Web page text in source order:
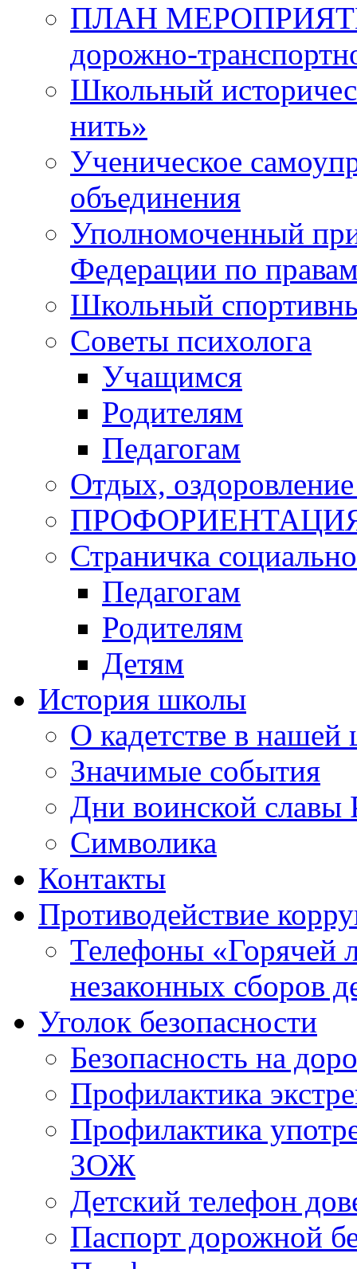
ПЛАН МЕРОПРИЯТИЙ
дорожно-
Школьный
нить»
Ученическое
объединения
Уполномоченный
Федерации по
Школьный
Советы психолога
Учащимся
Родителям
Педагогам
Отдых, оздоровление
Страничка
Педагогам
Родителям
Детям
История школы
О кадетстве в нашей
Значимые события
Дни воинской славы
Символика
Контакты
Противодействие
Телефоны «Горячей
незаконных сборов
Уголок безопасности
Безопасность на
Профилактика
Профилактика
ЗОЖ
Детский телефон
Паспорт дорожной